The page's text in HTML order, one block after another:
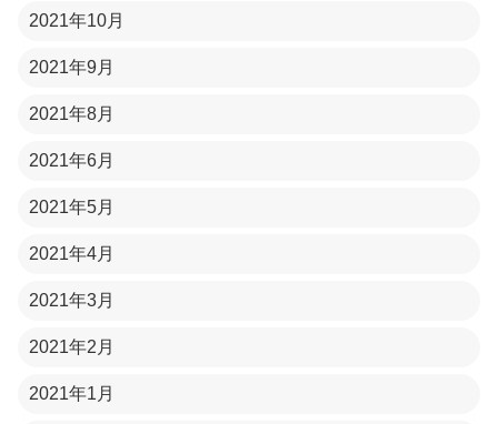
2021年10月
2021年9月
2021年8月
2021年6月
2021年5月
2021年4月
2021年3月
2021年2月
2021年1月